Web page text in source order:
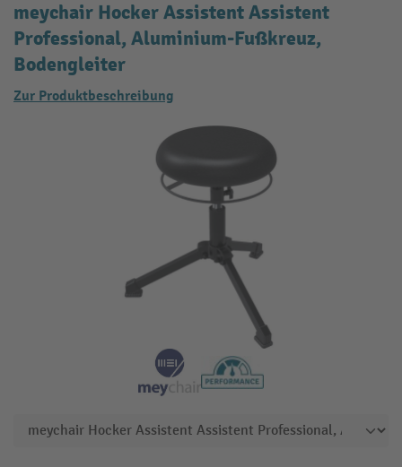
meychair Hocker Assistent Assistent
Professional, Aluminium-Fußkreuz,
Bodengleiter
Zur Produktbeschreibung